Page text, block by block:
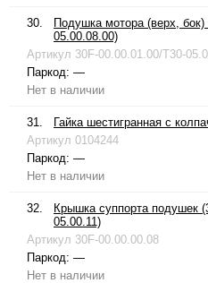
30.
Подушка мотора (верх,
05.00.08.00)
Артикул 30F-00.00.01.00/T30-
Паркод: —
Нет в наличии
31.
Гайка шестигранная с
Артикул 0104244
Паркод: —
Нет в наличии
32.
Крышка суппорта подушек
05.00.11)
Артикул 30F-00.00.00.08
Паркод: —
Нет в наличии